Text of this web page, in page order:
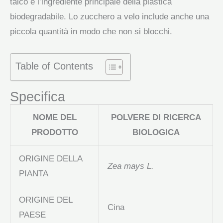
talco e l’ingrediente principale della plastica
biodegradabile. Lo zucchero a velo include anche una
piccola quantità in modo che non si blocchi.
Table of Contents
Specifica
NOME DEL
PRODOTTO
POLVERE DI RICERCA
BIOLOGICA
ORIGINE DELLA
PIANTA
Zea mays L.
ORIGINE DEL
PAESE
Cina